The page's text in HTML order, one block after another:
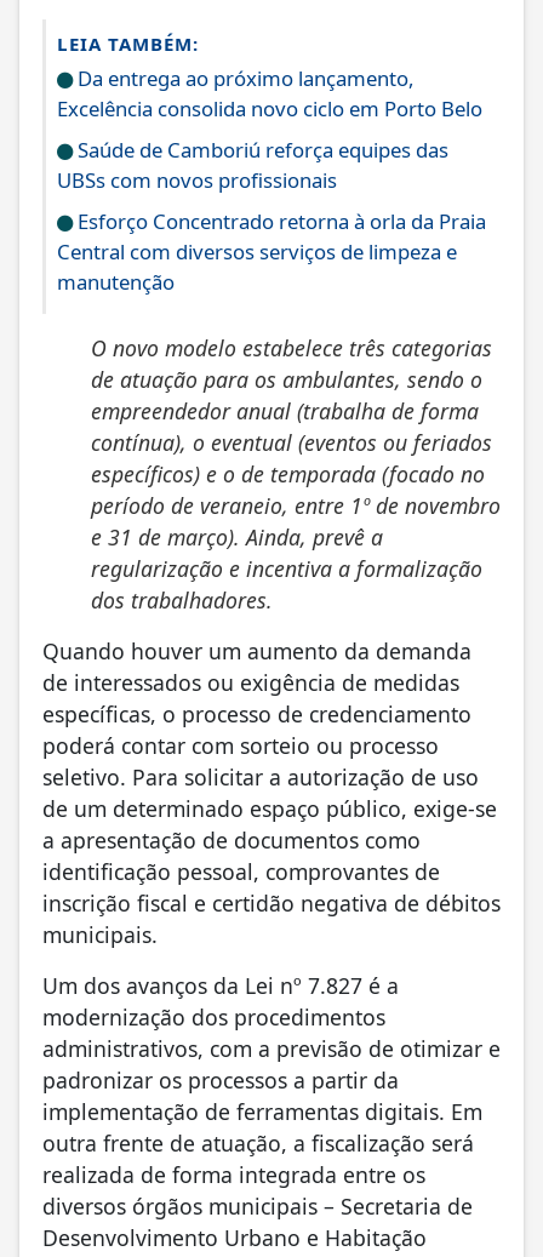
LEIA TAMBÉM:
Da entrega ao próximo lançamento,
Excelência consolida novo ciclo em Porto Belo
Saúde de Camboriú reforça equipes das
UBSs com novos profissionais
Esforço Concentrado retorna à orla da Praia
Central com diversos serviços de limpeza e
manutenção
O novo modelo estabelece três categorias
de atuação para os ambulantes, sendo o
empreendedor anual (trabalha de forma
contínua), o eventual (eventos ou feriados
específicos) e o de temporada (focado no
período de veraneio, entre 1º de novembro
e 31 de março). Ainda, prevê a
regularização e incentiva a formalização
dos trabalhadores.
Quando houver um aumento da demanda
de interessados ou exigência de medidas
específicas, o processo de credenciamento
poderá contar com sorteio ou processo
seletivo. Para solicitar a autorização de uso
de um determinado espaço público, exige-se
a apresentação de documentos como
identificação pessoal, comprovantes de
inscrição fiscal e certidão negativa de débitos
municipais.
Um dos avanços da Lei nº 7.827 é a
modernização dos procedimentos
administrativos, com a previsão de otimizar e
padronizar os processos a partir da
implementação de ferramentas digitais. Em
outra frente de atuação, a fiscalização será
realizada de forma integrada entre os
diversos órgãos municipais – Secretaria de
Desenvolvimento Urbano e Habitação